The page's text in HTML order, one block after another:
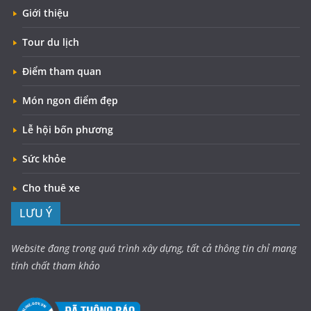
Giới thiệu
Tour du lịch
Điểm tham quan
Món ngon điểm đẹp
Lễ hội bốn phương
Sức khỏe
Cho thuê xe
LƯU Ý
Website đang trong quá trình xây dựng, tất cả thông tin chỉ mang
tính chất tham khảo